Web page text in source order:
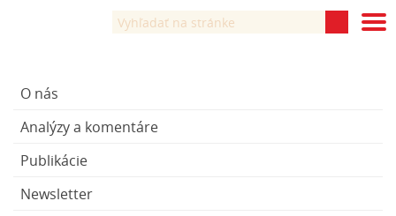
O nás
Analýzy a komentáre
Publikácie
Newsletter